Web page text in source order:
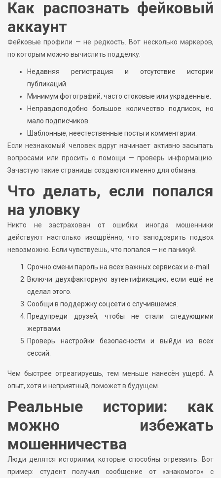
Как распознать фейковый
аккаунт
Фейковые профили — не редкость. Вот несколько маркеров,
по которым можно вычислить подделку:
Недавняя регистрация и отсутствие истории
публикаций.
Минимум фотографий, часто стоковые или украденные.
Неправдоподобно большое количество подписок, но
мало подписчиков.
Шаблонные, неестественные посты и комментарии.
Если незнакомый человек вдруг начинает активно засыпать
вопросами или просить о помощи — проверь информацию.
Зачастую такие страницы создаются именно для обмана.
Что делать, если попался
на уловку
Никто не застрахован от ошибки: иногда мошенники
действуют настолько изощрённо, что заподозрить подвох
невозможно. Если чувствуешь, что попался — не паникуй.
Срочно смени пароль на всех важных сервисах и e-mail.
Включи двухфакторную аутентификацию, если ещё не
сделал этого.
Сообщи в поддержку соцсети о случившемся.
Предупреди друзей, чтобы не стали следующими
жертвами.
Проверь настройки безопасности и выйди из всех
сессий.
Чем быстрее отреагируешь, тем меньше нанесён ущерб. А
опыт, хотя и неприятный, поможет в будущем.
Реальные истории: как
можно избежать
мошенничества
Люди делятся историями, которые способны отрезвить. Вот
пример: студент получил сообщение от «знакомого» с